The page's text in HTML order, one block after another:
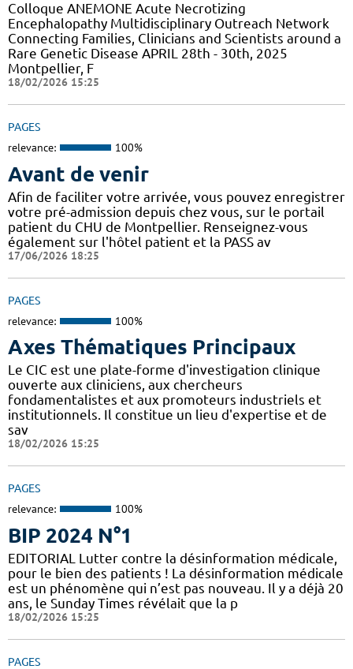
Colloque ANEMONE Acute Necrotizing
Encephalopathy Multidisciplinary Outreach Network
Connecting Families, Clinicians and Scientists around a
Rare Genetic Disease APRIL 28th - 30th, 2025
Montpellier, F
18/02/2026 15:25
PAGES
relevance: 100%
Avant de venir
Afin de faciliter votre arrivée, vous pouvez enregistrer
votre pré-admission depuis chez vous, sur le portail
patient du CHU de Montpellier. Renseignez-vous
également sur l'hôtel patient et la PASS av
17/06/2026 18:25
PAGES
relevance: 100%
Axes Thématiques Principaux
Le CIC est une plate-forme d'investigation clinique
ouverte aux cliniciens, aux chercheurs
fondamentalistes et aux promoteurs industriels et
institutionnels. Il constitue un lieu d'expertise et de
sav
18/02/2026 15:25
PAGES
relevance: 100%
BIP 2024 N°1
EDITORIAL Lutter contre la désinformation médicale,
pour le bien des patients ! La désinformation médicale
est un phénomène qui n’est pas nouveau. Il y a déjà 20
ans, le Sunday Times révélait que la p
18/02/2026 15:25
PAGES